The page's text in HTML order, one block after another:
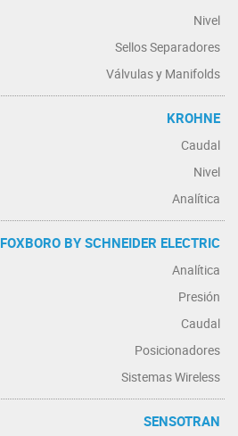
Nivel
Sellos Separadores
Válvulas y Manifolds
KROHNE
Caudal
Nivel
Analítica
FOXBORO BY SCHNEIDER ELECTRIC
Analítica
Presión
Caudal
Posicionadores
Sistemas Wireless
SENSOTRAN